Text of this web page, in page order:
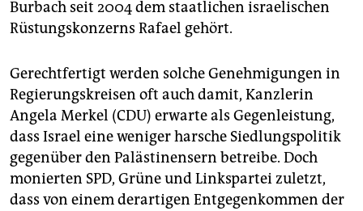
Burbach seit 2004 dem staatlichen israelischen
Rüstungskonzerns Rafael gehört.
Gerechtfertigt werden solche Genehmigungen in
Regierungskreisen oft auch damit, Kanzlerin
Angela Merkel (CDU) erwarte als Gegenleistung,
dass Israel eine weniger harsche Siedlungspolitik
gegenüber den Palästinensern betreibe. Doch
monierten SPD, Grüne und Linkspartei zuletzt,
dass von einem derartigen Entgegenkommen der